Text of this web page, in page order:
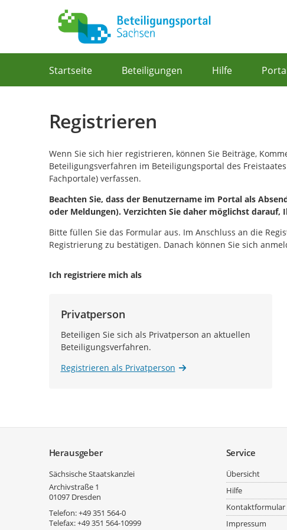
Startseite Beteiligungen Hilfe
Registrieren
Wenn Sie sich hier registrieren, können Sie Beiträge,
Beteiligungsverfahren im Beteiligungsportal des
Fachportale) verfassen.
Beachten Sie, dass der Benutzername im Portal als
oder Meldungen). Verzichten Sie daher möglichst darauf,
Bitte füllen Sie das Formular aus. Im Anschluss an die
Registrierung zu bestätigen. Danach können Sie sich
Ich registriere mich als
Privatperson
Beteiligen Sie sich als Privatperson an aktuellen
Beteiligungsverfahren.
Registrieren als Privatperson
Herausgeber
Sächsische Staatskanzlei
Archivstraße 1
01097 Dresden
Telefon:+49 351 564-0
Telefax:+49 351 564-10999
Service
Übersicht
Hilfe
Kontaktformular
Impressum